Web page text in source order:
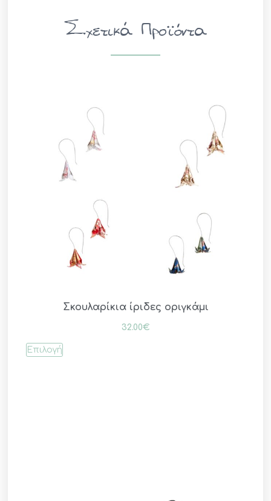
Σχετικά Προϊόντα
Σκουλαρίκια ίριδες οριγκάμι
32.00€
Επιλογή